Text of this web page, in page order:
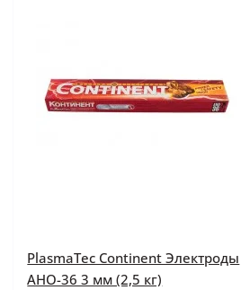
PlasmaTec Continent Электроды
АНО-36 3 мм (2,5 кг)